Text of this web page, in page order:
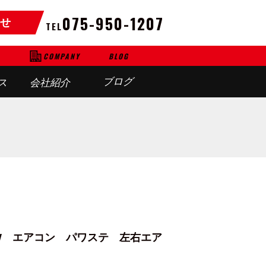
TEL075-950-1207
COMPANY
会社紹介
BLOG
ブログ
エアコン パワステ 左右エア